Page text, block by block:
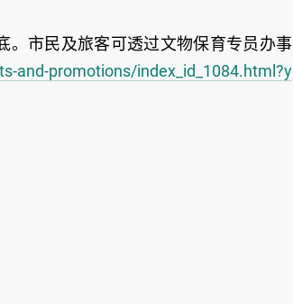
。市民及旅客可透过文物保育专员办事
and-promotions/index_id_1084.html?y